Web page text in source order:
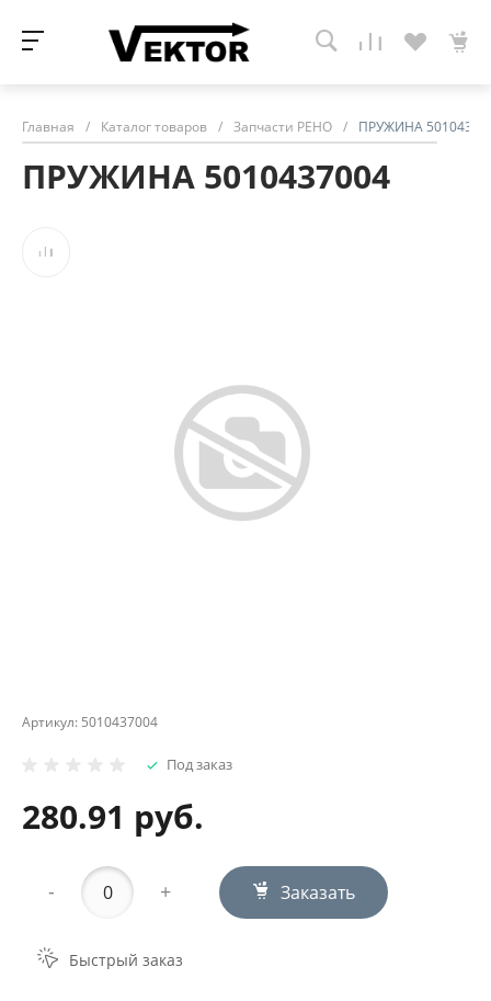
Главная / Каталог товаров / Запчасти РЕНО / ПРУЖИНА
ПРУЖИНА 5010437004
Артикул: 5010437004
Под заказ
280.91 руб.
- + Заказать
Быстрый заказ